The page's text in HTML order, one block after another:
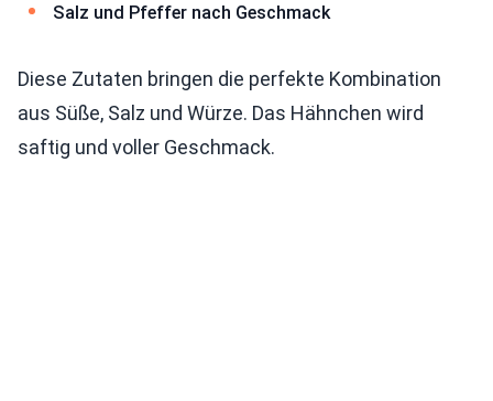
Salz und Pfeffer nach Geschmack
Diese Zutaten bringen die perfekte Kombination
aus Süße, Salz und Würze. Das Hähnchen wird
saftig und voller Geschmack.